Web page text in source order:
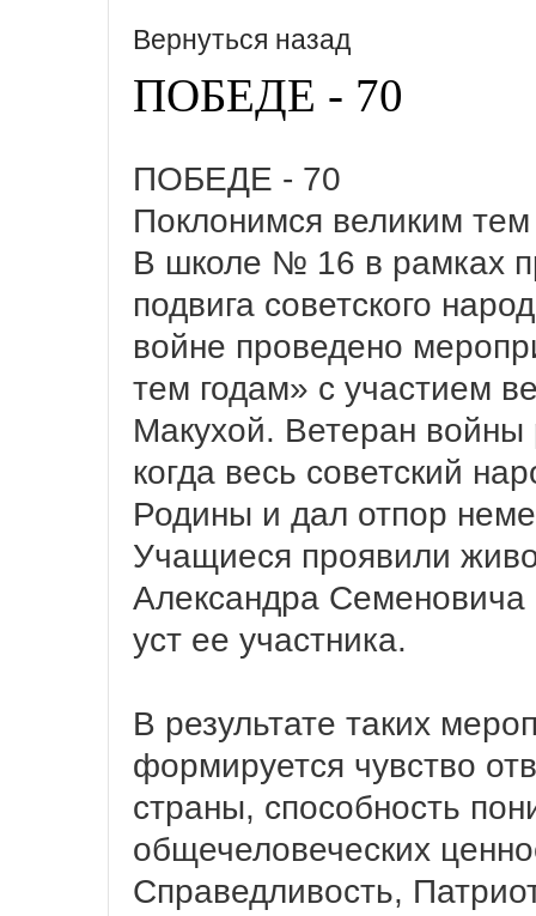
Вернуться назад
ПОБЕДЕ - 70
ПОБЕДЕ - 70
Поклонимся великим тем
В школе № 16 в рамках
подвига советского
войне проведено
тем годам» с участием
Макухой. Ветеран войны
когда весь советский
Родины и дал отпор
Учащиеся проявили
Александра
уст ее участника.
В результате таких
формируется чувство
страны, способность
общечеловеческих
Справедливость,